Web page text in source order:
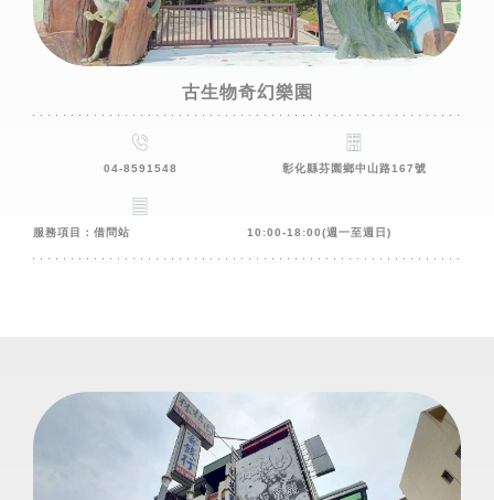
古生物奇幻樂園
04-8591548 彰化縣芬園鄉中山路167號
服務項目：借問站 10:00-18:00(週一至週日)